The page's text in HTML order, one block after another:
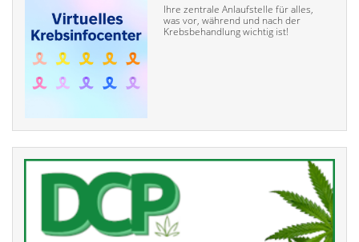
Ihre zentrale Anlaufstelle für alles,
was vor, während und nach der
Krebsbehandlung wichtig ist!